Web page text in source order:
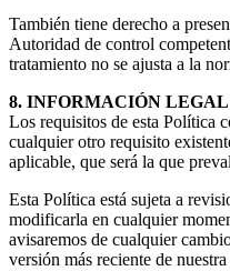
También tiene derecho a
Autoridad de control
tratamiento no se ajusta a la
8. INFORMACIÓN LEGAL
Los requisitos de esta Política
cualquier otro requisito
aplicable, que será la que
Esta Política está sujeta a
modificarla en cualquier
avisaremos de cualquier
versión más reciente de nuestra